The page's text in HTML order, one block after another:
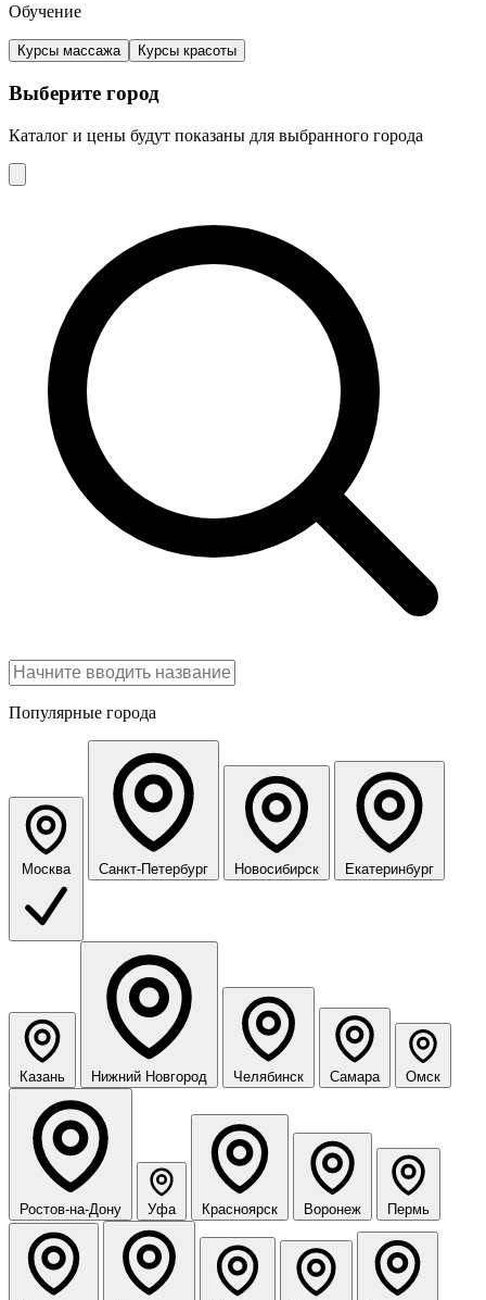
Обучение
Курсы массажа Курсы красоты
Выберите город
Каталог и цены будут показаны для выбранного города
Популярные города
Москва Санкт-Петербург Новосибирск Екатеринбург
Казань Нижний Новгород Челябинск Самара Омск
Ростов-на-Дону Уфа Красноярск Воронеж Пермь